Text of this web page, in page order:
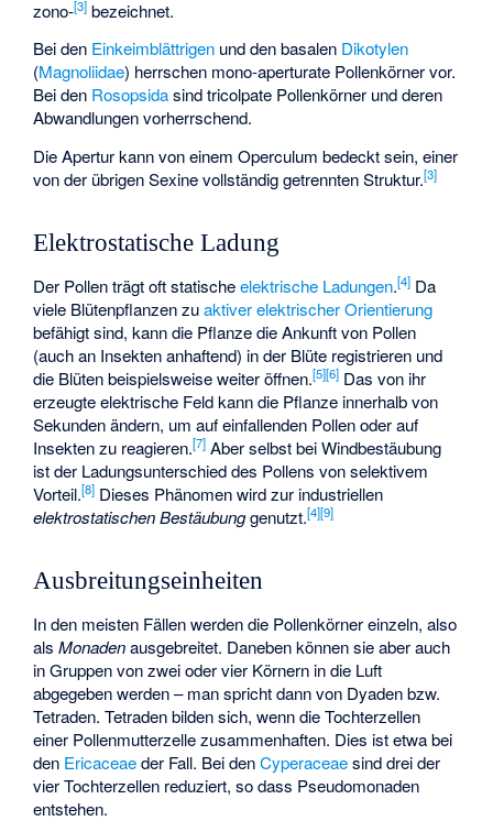
zono-[3] bezeichnet.
Bei den Einkeimblättrigen und den basalen Dikotylen
(Magnoliidae) herrschen mono-aperturate Pollenkörner vor.
Bei den Rosopsidasind tricolpate Pollenkörner und deren
Abwandlungen vorherrschend.
Die Apertur kann von einem Operculum bedeckt sein, einer
von der übrigen Sexine vollständig getrennten Struktur.[3]
Elektrostatische Ladung
Der Pollen trägt oft statischeelektrische Ladungen.[4] Da
viele Blütenpflanzen zuaktiver elektrischer Orientierung
befähigt sind, kann die Pflanze die Ankunft von Pollen
(auch an Insekten anhaftend) in der Blüte registrieren und
die Blüten beispielsweise weiter öffnen.[5][6] Das von ihr
erzeugte elektrische Feld kann die Pflanze innerhalb von
Sekunden ändern, um auf einfallenden Pollen oder auf
Insekten zu reagieren.[7] Aber selbst bei Windbestäubung
ist der Ladungsunterschied des Pollens von selektivem
Vorteil.[8] Dieses Phänomen wird zur industriellen
elektrostatischen Bestäubunggenutzt.[4][9]
Ausbreitungseinheiten
In den meisten Fällen werden die Pollenkörner einzeln, also
alsMonadenausgebreitet. Daneben können sie aber auch
in Gruppen von zwei oder vier Körnern in die Luft
abgegeben werden – man spricht dann von Dyaden bzw.
Tetraden. Tetraden bilden sich, wenn die Tochterzellen
einer Pollenmutterzelle zusammenhaften. Dies ist etwa bei
den Ericaceaeder Fall. Bei denCyperaceaesind drei der
vier Tochterzellen reduziert, so dass Pseudomonaden
entstehen.